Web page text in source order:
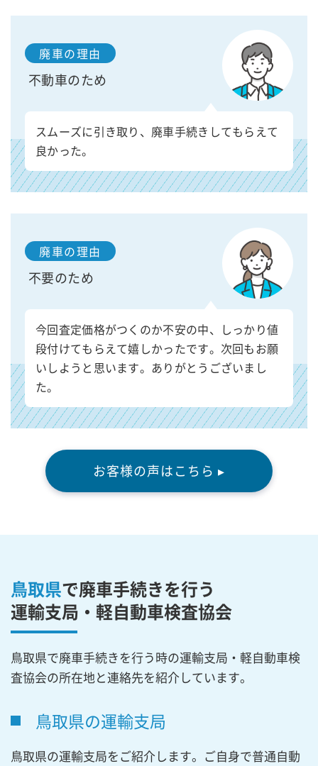
廃車の理由
不動車のため
スムーズに引き取り、廃車手続きしてもらえて
良かった。
廃車の理由
不要のため
今回査定価格がつくのか不安の中、しっかり値
段付けてもらえて嬉しかったです。次回もお願
いしようと思います。ありがとうございまし
た。
お客様の声はこちら ▸
鳥取県で廃車手続きを行う
運輸支局・軽自動車検査協会
鳥取県で廃車手続きを行う時の運輸支局・軽自動車検
査協会の所在地と連絡先を紹介しています。
鳥取県の運輸支局
鳥取県の運輸支局をご紹介します。ご自身で普通自動